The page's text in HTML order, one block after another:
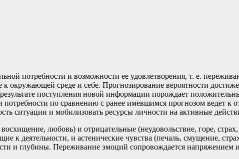
потребности и возможности ее удовлетворения, т. е.
окружающей среде и себе. Прогнозирование вероятности
поступления новой информации порождает
по сравнению с ранее имевшимся прогнозом ведет к
ситуации и мобилизовать ресурсы личности на активные
любовь) и отрицательные (неудовольствие, горе,
к деятельности, и астенические чувства (печаль, смущение,
и глубины. Переживание эмоций сопровождается